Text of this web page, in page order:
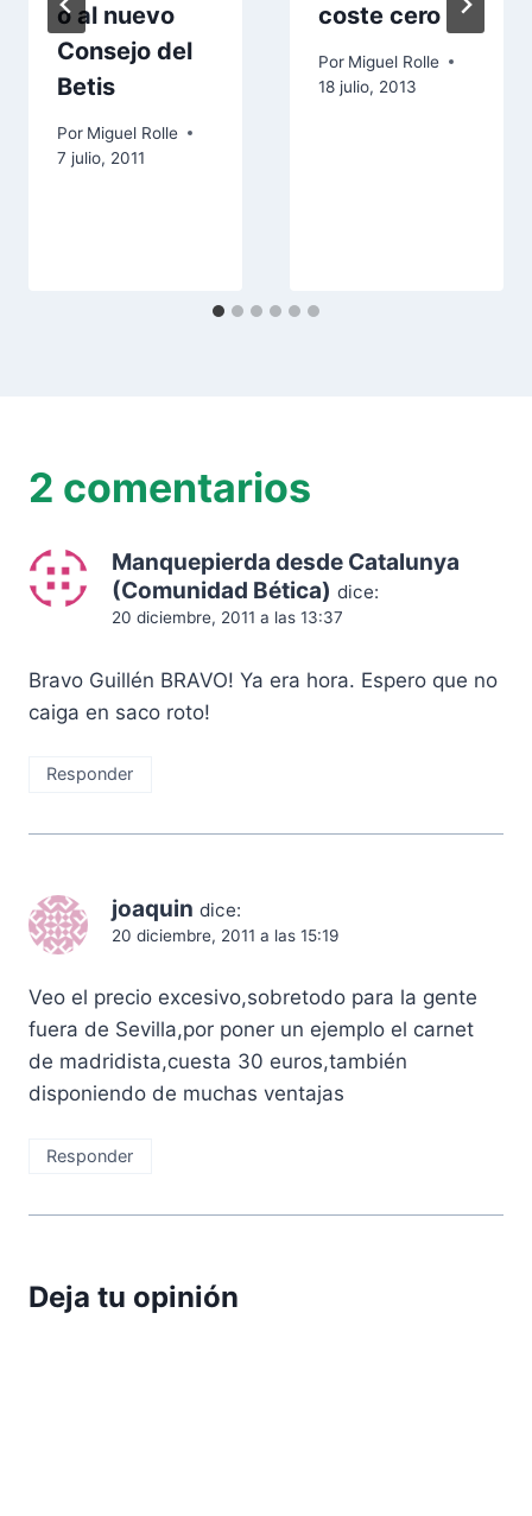
o al nuevo
Consejo del
Betis
Por Miguel Rolle
7 julio, 2011
coste cero
Por Miguel Rolle
18 julio, 2013
2 comentarios
Manquepierda desde Catalunya
(Comunidad Bética) dice:
20 diciembre, 2011 a las 13:37
Bravo Guillén BRAVO! Ya era hora. Espero que no
caiga en saco roto!
Responder
joaquin dice:
20 diciembre, 2011 a las 15:19
Veo el precio excesivo,sobretodo para la gente
fuera de Sevilla,por poner un ejemplo el carnet
de madridista,cuesta 30 euros,también
disponiendo de muchas ventajas
Responder
Deja tu opinión